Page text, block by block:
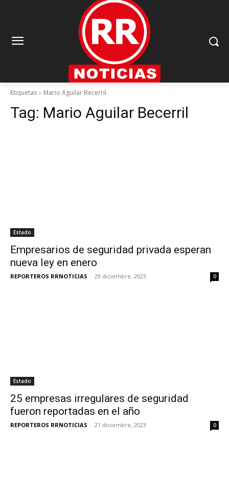
Etiquetas Mario Aguilar Becerril
Tag: Mario Aguilar Becerril
Estado
Empresarios de seguridad privada esperan
nueva ley en enero
REPORTEROS RRNOTICIAS - 29 diciembre, 2023 0
Estado
25 empresas irregulares de seguridad
fueron reportadas en el año
REPORTEROS RRNOTICIAS - 21 diciembre, 2023 0